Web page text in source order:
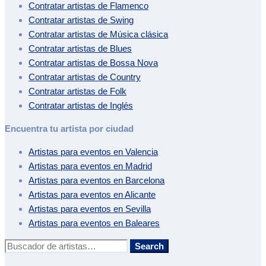
Contratar artistas de Flamenco
Contratar artistas de Swing
Contratar artistas de Música clásica
Contratar artistas de Blues
Contratar artistas de Bossa Nova
Contratar artistas de Country
Contratar artistas de Folk
Contratar artistas de Inglés
Encuentra tu artista por ciudad
Artistas para eventos en Valencia
Artistas para eventos en Madrid
Artistas para eventos en Barcelona
Artistas para eventos enAlicante
Artistas para eventos en Sevilla
Artistas para eventos en Baleares
Buscar: Search